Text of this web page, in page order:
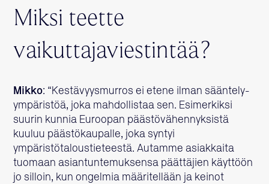
Miksi teette
vaikuttajaviestintää?
Mikko: “Kestävyysmurros ei etene ilman sääntely-
ympäristöä, joka mahdollistaa sen. Esimerkiksi
suurin kunnia Euroopan päästövähennyksistä
kuuluu päästökaupalle, joka syntyi
ympäristötaloustieteestä. Autamme asiakkaita
tuomaan asiantuntemuksensa päättäjien käyttöön
jo silloin, kun ongelmia määritellään ja keinot